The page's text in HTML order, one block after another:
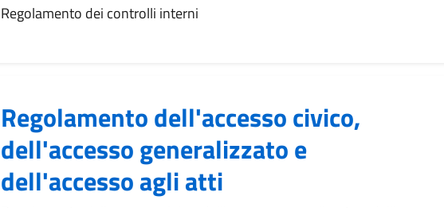
Regolamento dei controlli interni
Regolamento dell'accesso civico,
dell'accesso generalizzato e
dell'accesso agli atti